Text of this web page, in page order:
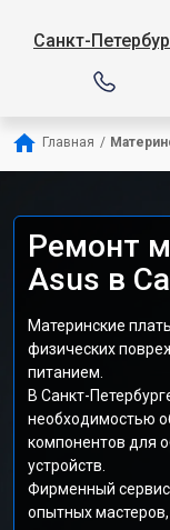
Санкт-
Главная /
Ремонт
Asus в
Материнские
физических
питанием.
В Санкт-
необходимостью
компонентов для
устройств.
Фирменный
опытных